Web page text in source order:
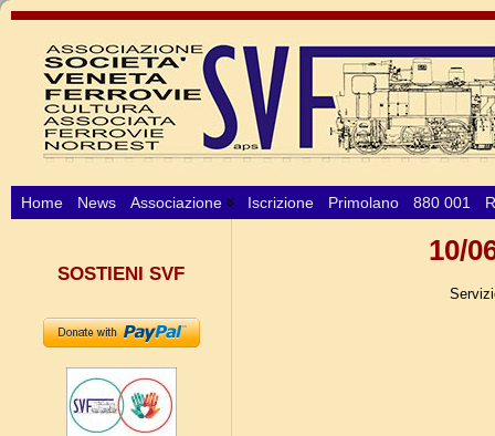
Home News Associazione Iscrizione Primolano 880 001
SOSTIENI SVF
10/